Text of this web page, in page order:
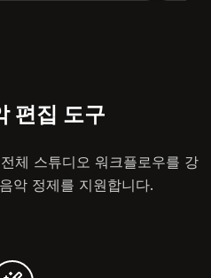
편집 도구
체 스튜디오 워크플로우를 강
악 정제를 지원합니다.